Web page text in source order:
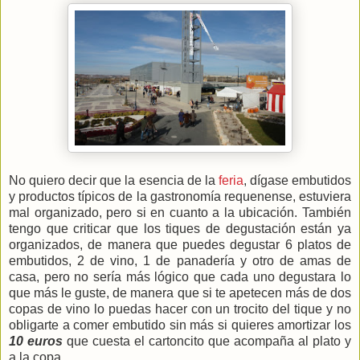
No quiero decir que la esencia de la feria, dígase embutidos
y productos típicos de la gastronomía requenense, estuviera
mal organizado, pero si en cuanto a la ubicación. También
tengo que criticar que los tiques de degustación están ya
organizados, de manera que puedes degustar 6 platos de
embutidos, 2 de vino, 1 de panadería y otro de amas de
casa, pero no sería más lógico que cada uno degustara lo
que más le guste, de manera que si te apetecen más de dos
copas de vino lo puedas hacer con un trocito del tique y no
obligarte a comer embutido sin más si quieres amortizar los
10 euros que cuesta el cartoncito que acompaña al plato y
a la copa.